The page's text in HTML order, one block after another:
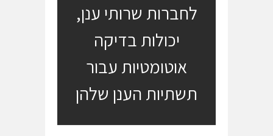
לחברות שרותי ענן,
יכולות בדיקה
אוטומטיות עבור
תשתיות הענן שלהן